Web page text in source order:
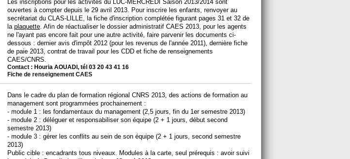
Les inscriptions pour les activités du LUC-MERCREDI Saison 2013/2014 sont
ouvertes à compter depuis le 29 avril 2013. Pour inscrire les enfants, renvoyer au
secrétariat du CLAS-LILLE, la fiche d'inscription complétée figurant pages 31 et 32 de
la plaquette . Afin de réactualiser le dossier administratif CAES 2013, pour les agents
ne l'ayant pas encore fait pour une autre activité, faire parvenir les documents ci-
dessous : dernier avis d'impôt 2012 (pour les revenus de l'année 2011), dernière fiche
de paie 2013, contrat de travail pour les CDD et fiche de renseignements
CAES/CNRS.
Contact : Houria AOUADI, tél 03 20 43 41 16
Fiche de renseignement CAES
Dans le cadre du plan de formation régional CNRS 2013, des actions de formation au
management sont programmées prochainement :
- module 1 : les fondamentaux du management (2,5 jours, fin du 1er semestre 2013)
- module 2 : déléguer et responsabiliser son équipe (2 + 1 jours, début second
semestre 2013)
- module 3 : gérer les conflits au sein de son équipe (2 + 1 jours, second semestre
2013)
Public cible : encadrants tous niveaux. Modules à la carte, seul prérequis : avoir suivi